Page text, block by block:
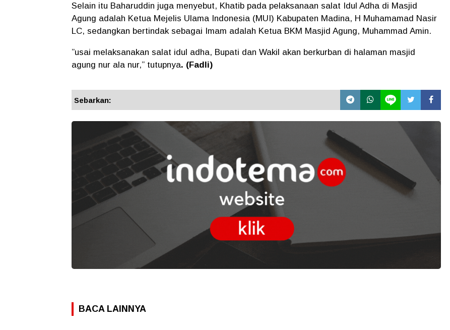
Selain itu Baharuddin juga menyebut, Khatib pada pelaksanaan salat Idul Adha di Masjid
Agung adalah Ketua Mejelis Ulama Indonesia (MUI) Kabupaten Madina, H Muhamamad Nasir
LC, sedangkan bertindak sebagai Imam adalah Ketua BKM Masjid Agung, Muhammad Amin.
”usai melaksanakan salat idul adha, Bupati dan Wakil akan berkurban di halaman masjid
agung nur ala nur,” tutupnya. (Fadli)
Sebarkan:
BACA LAINNYA